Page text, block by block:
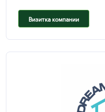
Визитка компании